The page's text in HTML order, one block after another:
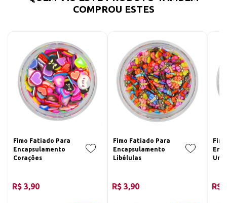
COMPROU ESTES
Fimo Fatiado Para
Encapsulamento
Corações
R$ 3,90
Fimo Fatiado Para
Encapsulamento
Libélulas
R$ 3,90 R$